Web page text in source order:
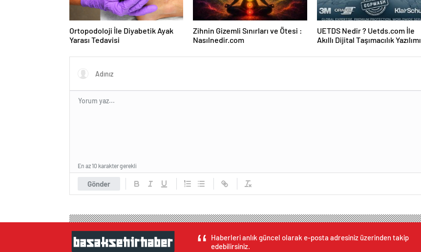
Ortopodoloji İle Diyabetik Ayak
Yarası Tedavisi
Zihnin Gizemli Sınırları ve Ötesi :
Nasılnedir.com
UETDS Nedir ? Uetds.com İle
Akıllı Dijital Taşımacılık Yazılımı
Gönder
En az 10 karakter gerekli
Haberleri anlık güncel olarak e-posta adresiniz üzerinden takip
edebilirsiniz.